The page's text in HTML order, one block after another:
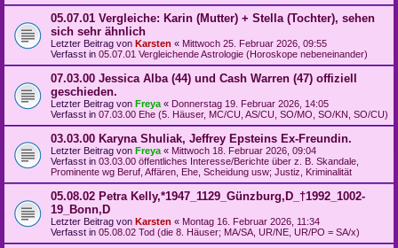
05.07.01 Vergleiche: Karin (Mutter) + Stella (Tochter), sehen
sich sehr ähnlich
Letzter Beitrag von Karsten « Mittwoch 25. Februar 2026, 09:55
Verfasst in 05.07.01 Vergleichende Astrologie (Horoskope nebeneinander)
07.03.00 Jessica Alba (44) und Cash Warren (47) offiziell
geschieden.
Letzter Beitrag von Freya « Donnerstag 19. Februar 2026, 14:05
Verfasst in 07.03.00 Ehe (5. Häuser, MC/CU, AS/CU, SO/MO, SO/KN, SO/CU)
03.03.00 Karyna Shuliak, Jeffrey Epsteins Ex-Freundin.
Letzter Beitrag von Freya « Mittwoch 18. Februar 2026, 09:04
Verfasst in 03.03.00 öffentliches Interesse/Berichte über z. B. Skandale,
Prominente wg Beruf, Affären, Ehe, Scheidung usw; Justiz, Kriminalität
05.08.02 Petra Kelly,*1947_1129_Günzburg,D_†1992_1002-
19_Bonn,D
Letzter Beitrag von Karsten « Montag 16. Februar 2026, 11:34
Verfasst in 05.08.02 Tod (die 8. Häuser; MA/SA, UR/NE, UR/PO = SA/x)